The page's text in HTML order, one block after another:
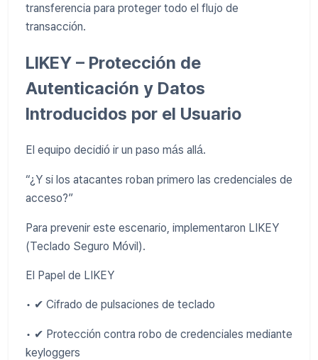
transferencia para proteger todo el flujo de
transacción.
LIKEY – Protección de
Autenticación y Datos
Introducidos por el Usuario
El equipo decidió ir un paso más allá.
“¿Y si los atacantes roban primero las credenciales de
acceso?”
Para prevenir este escenario, implementaron LIKEY
(Teclado Seguro Móvil).
El Papel de LIKEY
• ✔ Cifrado de pulsaciones de teclado
• ✔ Protección contra robo de credenciales mediante
keyloggers